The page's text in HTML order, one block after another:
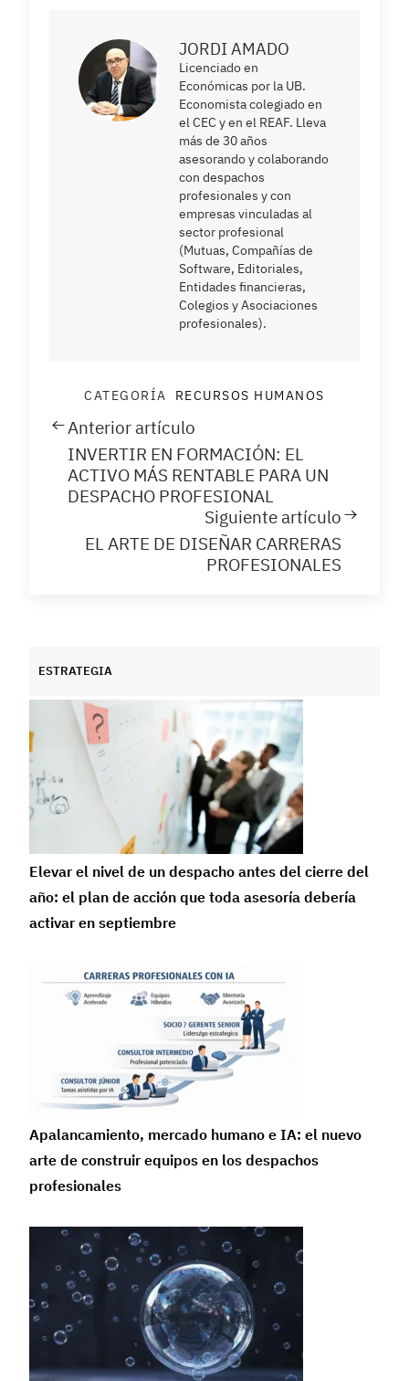
JORDI AMADO
Licenciado en
Económicas por la UB.
Economista colegiado en
el CEC y en el REAF. Lleva
más de 30 años
asesorando y colaborando
con despachos
profesionales y con
empresas vinculadas al
sector profesional
(Mutuas, Compañías de
Software, Editoriales,
Entidades financieras,
Colegios y Asociaciones
profesionales).
CATEGORÍA RECURSOS HUMANOS
Anterior artículo
INVERTIR EN FORMACIÓN: EL
ACTIVO MÁS RENTABLE PARA UN
DESPACHO PROFESIONAL
Siguiente artículo
EL ARTE DE DISEÑAR CARRERAS
PROFESIONALES
ESTRATEGIA
Elevar el nivel de un despacho antes del cierre del
año: el plan de acción que toda asesoría debería
activar en septiembre
Apalancamiento, mercado humano e IA: el nuevo
arte de construir equipos en los despachos
profesionales